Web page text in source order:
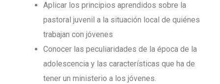
Aplicar los principios aprendidos sobre la
pastoral juvenil a la situación local de quiénes
trabajan con jóvenes
Conocer las peculiaridades de la época de la
adolescencia y las características que ha de
tener un ministerio a los jóvenes.